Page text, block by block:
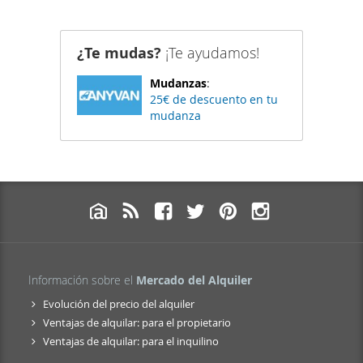
¿Te mudas? ¡Te ayudamos!
Mudanzas:
25€ de descuento en tu
mudanza
Información sobre el Mercado del Alquiler
Evolución del precio del alquiler
Ventajas de alquilar: para el propietario
Ventajas de alquilar: para el inquilino